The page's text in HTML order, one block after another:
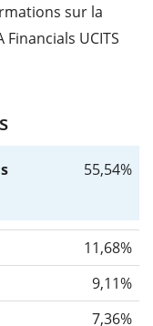
sur la
UCITS
55,54%
11,68%
9,11%
7,36%